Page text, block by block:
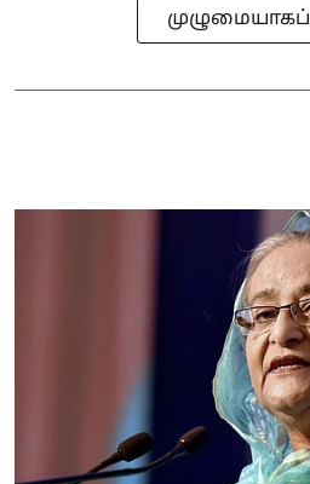
முழுமையாகப்